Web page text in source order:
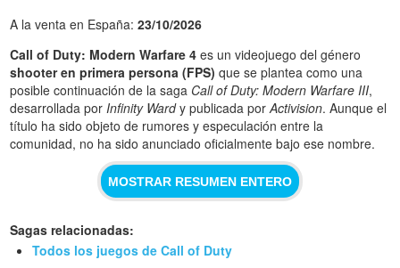
A la venta en España:23/10/2026
Call of Duty: Modern Warfare 4 es un videojuego del género
shooter en primera persona (FPS) que se plantea como una
posible continuación de la saga Call of Duty: Modern Warfare III,
desarrollada porInfinity Wardy publicada porActivision. Aunque el
título ha sido objeto de rumores y especulación entre la
comunidad, no ha sido anunciado oficialmente bajo ese nombre.
MOSTRAR RESUMEN ENTERO
Sagas relacionadas:
Todos los juegos de Call of Duty